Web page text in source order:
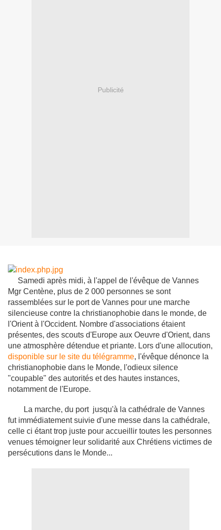
Publicité
Samedi après midi, à l'appel de l'évêque de Vannes
Mgr Centène, plus de 2 000 personnes se sont
rassemblées sur le port de Vannes pour une marche
silencieuse contre la christianophobie dans le monde, de
l'Orient à l'Occident. Nombre d'associations étaient
présentes, des scouts d'Europe aux Oeuvre d'Orient, dans
une atmosphère détendue et priante. Lors d'une allocution,
disponible sur le site du télégramme, l'évêque dénonce la
christianophobie dans le Monde, l'odieux silence
"coupable" des autorités et des hautes instances,
notamment de l'Europe.
La marche, du port jusqu'à la cathédrale de Vannes
fut immédiatement suivie d'une messe dans la cathédrale,
celle ci étant trop juste pour accueillir toutes les personnes
venues témoigner leur solidarité aux Chrétiens victimes de
persécutions dans le Monde...